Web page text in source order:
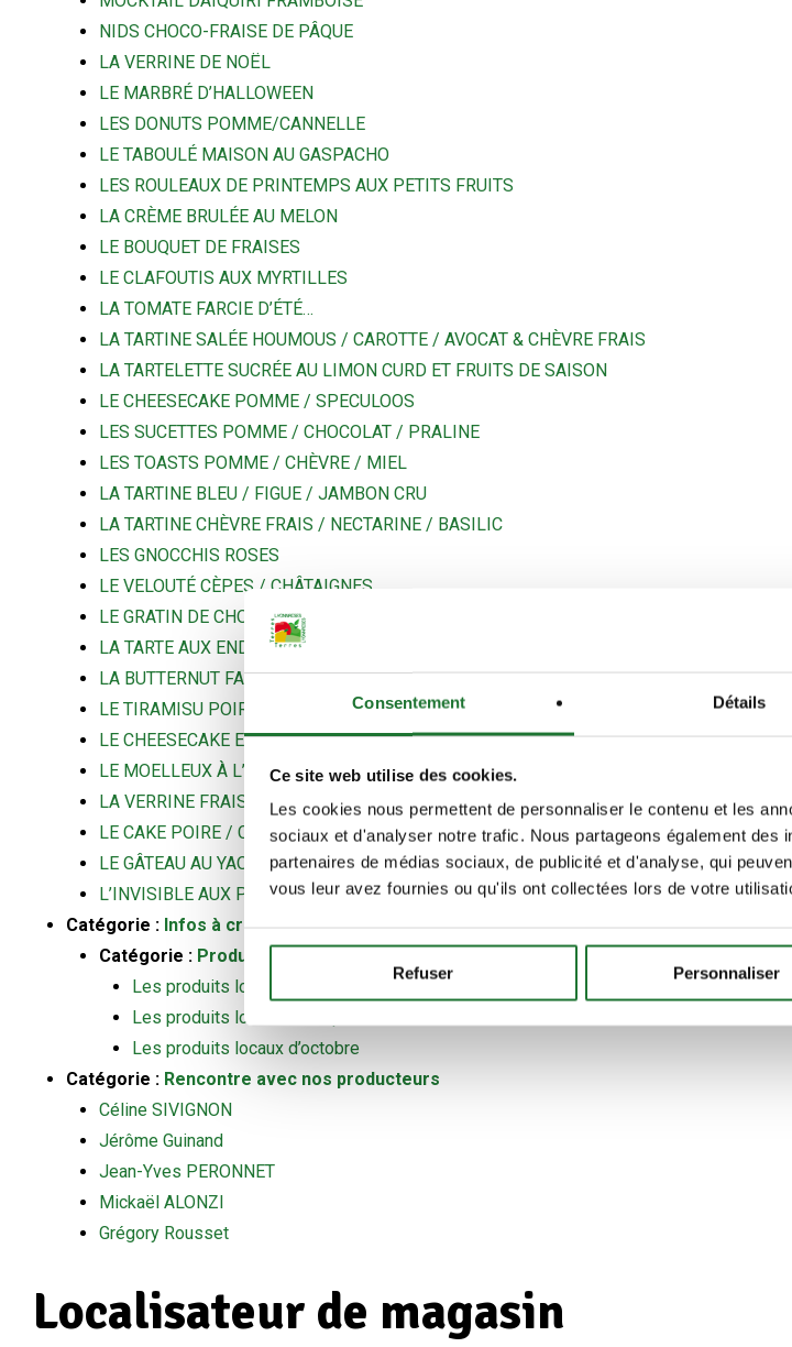
Consentement Détails
Ce site web utilise des cookies.
Les cookies nous permettent de personnaliser le contenu et les
sociaux et d'analyser notre trafic. Nous partageons également des
partenaires de médias sociaux, de publicité et d'analyse, qui
vous leur avez fournies ou qu'ils ont collectées lors de votre
Refuser Personnaliser
NIDS CHOCO-FRAISE DE PÂQUE
LA VERRINE DE NOËL
LE MARBRÉ D’HALLOWEEN
LES DONUTS POMME/CANNELLE
LE TABOULÉ MAISON AU GASPACHO
LES ROULEAUX DE PRINTEMPS AUX PETITS FRUITS
LA CRÈME BRULÉE AU MELON
LE BOUQUET DE FRAISES
LE CLAFOUTIS AUX MYRTILLES
LA TOMATE FARCIE D’ÉTÉ…
LA TARTINE SALÉE HOUMOUS / CAROTTE / AVOCAT & CHÈVRE FRAIS
LA TARTELETTE SUCRÉE AU LIMON CURD ET FRUITS DE SAISON
LE CHEESECAKE POMME / SPECULOOS
LES SUCETTES POMME / CHOCOLAT / PRALINE
LES TOASTS POMME / CHÈVRE / MIEL
LA TARTINE BLEU / FIGUE / JAMBON CRU
LA TARTINE CHÈVRE FRAIS / NECTARINE / BASILIC
LES GNOCCHIS ROSES
LE VELOUTÉ CÈPES / CHÂTAIGNES
LE GRATIN DE CHOU-FLEUR
LA TARTE AUX ENDIVES ET AUX NOIX
LA BUTTERNUT FARCIE
LE TIRAMISU POIRE / CRÈME DE CHÂTAIGNE
LE CHEESECAKE EN VERRINE
LE MOELLEUX À L’ABRICOT
LA VERRINE FRAISES / SPECULOOS
LE CAKE POIRE / CHOCOLAT
LE GÂTEAU AU YAOURT ET AUX POMMES
L’INVISIBLE AUX POMMES
Catégorie : Infos à croquer
Catégorie : Produit du mois
Les produits locaux de décembre
Les produits locaux de septembre
Les produits locaux d’octobre
Catégorie : Rencontre avec nos producteurs
Céline SIVIGNON
Jérôme Guinand
Jean-Yves PERONNET
Mickaël ALONZI
Grégory Rousset
Localisateur de magasin